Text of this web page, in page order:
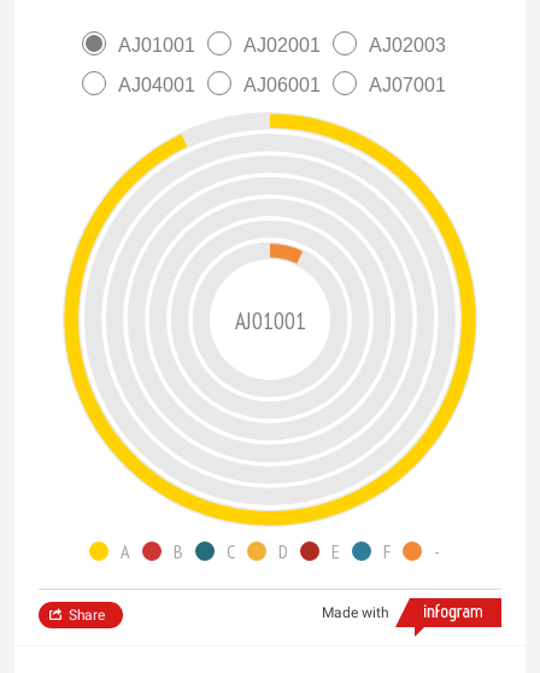
AJ01001 AJ02001
AJ02003
AJ04001
AJ06001 AJ07001
AJ01001
A B C D E F -
Made with
Share